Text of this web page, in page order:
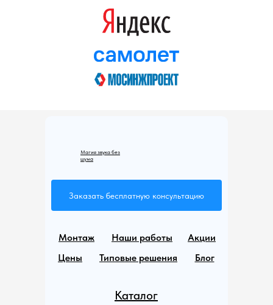
Заказать бесплатную консультацию
Магия звука без
шума
Каталог
Монтаж Наши работы
Акции
Цены
Типовые решения Блог